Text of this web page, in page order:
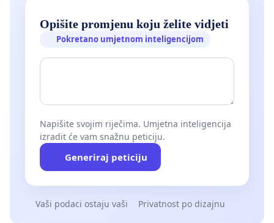
Opišite promjenu koju želite vidjeti
Pokretano umjetnom inteligencijom
Napišite svojim riječima. Umjetna inteligencija
izradit će vam snažnu peticiju.
Generiraj peticiju
Vaši podaci ostaju vaši Privatnost po dizajnu